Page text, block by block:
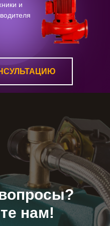
и
нам!